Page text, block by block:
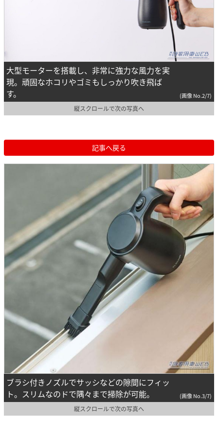
大型モーターを搭載し、非常に強力な風力を実
現。頑固なホコリやゴミもしっかり吹き飛ば
す。
(画像 No.2/7)
縦スクロールで次の写真へ
記事へ戻る
ブラシ付きノズルでサッシなどの隙間にフィッ
ト。スリムなのドで隅々まで掃除が可能。
(画像 No.3/7)
縦スクロールで次の写真へ